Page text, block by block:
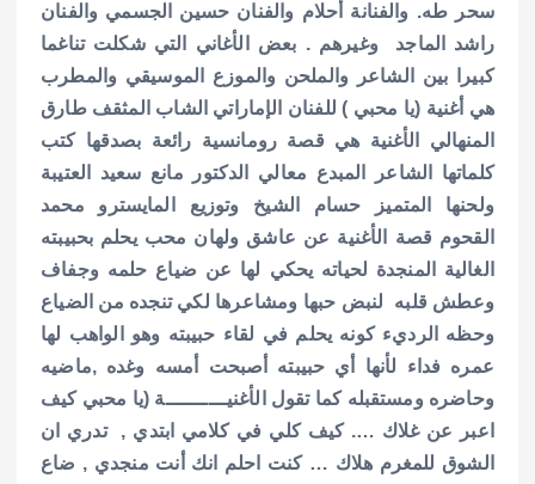
سحر طه. والفنانة أحلام والفنان حسين الجسمي والفنان
راشد الماجد وغيرهم . بعض الأغاني التي شكلت تناغما
كبيرا بين الشاعر والملحن والموزع الموسيقي والمطرب
هي أغنية (يا محبي ) للفنان الإماراتي الشاب المثقف طارق
المنهالي الأغنية هي قصة رومانسية رائعة بصدقها كتب
كلماتها الشاعر المبدع معالي الدكتور مانع سعيد العتيبة
ولحنها المتميز حسام الشيخ وتوزيع المايسترو محمد
القحوم قصة الأغنية عن عاشق ولهان محب يحلم بحبيبته
الغالية المنجدة لحياته يحكي لها عن ضياع حلمه وجفاف
وعطش قلبه لنبض حبها ومشاعرها لكي تنجده من الضياع
وحظه الرديء كونه يحلم في لقاء حبيبته وهو الواهب لها
عمره فداء لأنها أي حبيبته أصبحت أمسه وغده ,ماضيه
وحاضره ومستقبله كما تقول الأغنيــــــــــة (يا محبي كيف
اعبر عن غلاك …. كيف كلي في كلامي ابتدي , تدري ان
الشوق للمغرم هلاك … كنت احلم انك أنت منجدي , ضاع